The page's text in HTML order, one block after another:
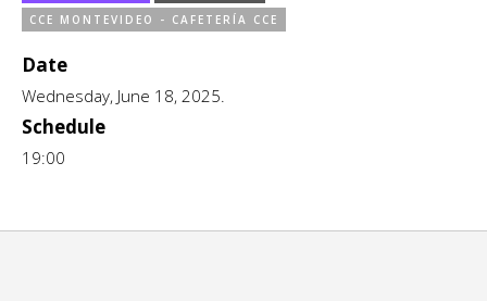
CCE en el interior/libros
Espacio itinerante de lectura infantil
Exposiciones
Género y Diversidad
CCE MONTEVIDEO - CAFETERÍA CCE
Date
Wednesday, June 18, 2025.
Schedule
19:00